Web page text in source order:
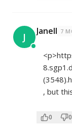
J Janell 7
<p>
, but
0 0